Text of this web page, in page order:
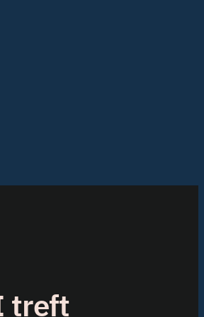
treft